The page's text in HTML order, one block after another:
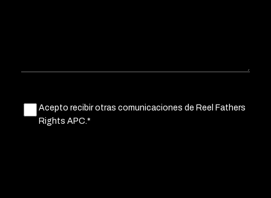
Untitled(Obligatorio)
Acepto recibir otras comunicaciones de Reel Fathers
Rights APC.*